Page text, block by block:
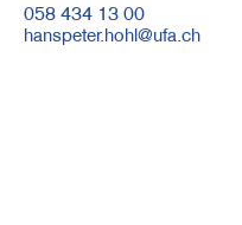
Telefonnummer
058 434 13 00
E-
hanspeter.hohl@ufa.ch